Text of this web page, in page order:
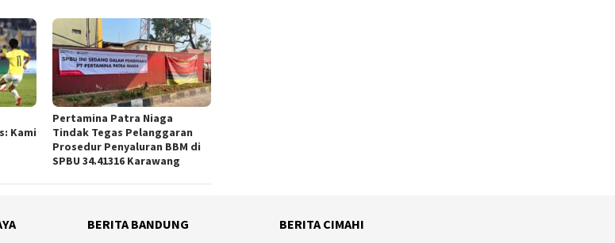
Kami
Pertamina Patra Niaga
Tindak Tegas Pelanggaran
Prosedur Penyaluran BBM di
SPBU 34.41316 Karawang
BERITA BANDUNG BERITA CIMAHI